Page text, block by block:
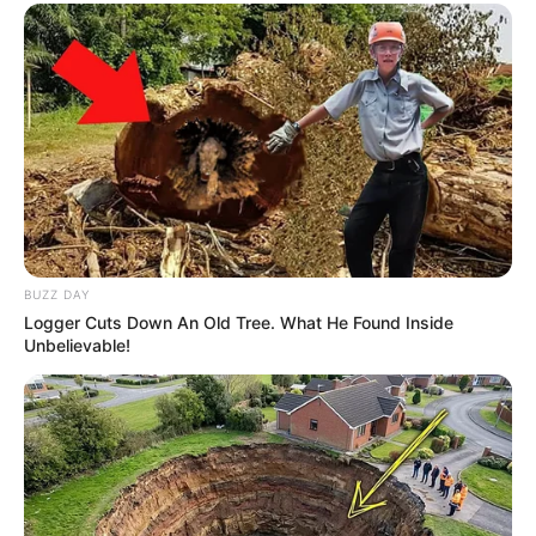
(foto: boredpanda)
9. KelelawarBulldog,yakni spesies kelelawar berbibir
penuh dengan moncong yang memiliki taring
BUZZ DAY
Logger Cuts Down An Old Tree. What He Found Inside
Unbelievable!